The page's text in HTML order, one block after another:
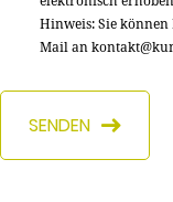
Hinweis: Sie
Mail an
SENDEN